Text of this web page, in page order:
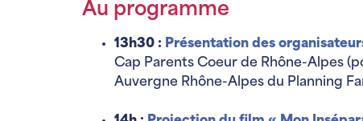
Au programme
13h30 : Présentation des
Cap Parents Coeur de Rhône-Alpes
Auvergne Rhône-Alpes du Planning